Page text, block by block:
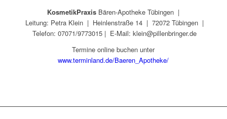
KosmetikPraxis Bären-Apotheke Tübingen |
Leitung: Petra Klein | Heinlenstraße 14 | 72072 Tübingen |
Telefon: 07071/9773015 | E-Mail: klein@pillenbringer.de
Termine online buchen unter
www.terminland.de/Baeren_Apotheke/